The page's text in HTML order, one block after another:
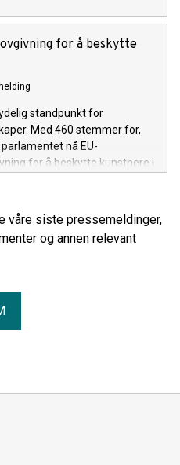
for å beskytte
standpunkt for
Med 460 stemmer for,
nå EU-
for å beskytte kunstnere i
dem, sier Inger Elise Mey,
i TONO.
våre siste pressemeldinger,
og annen relevant